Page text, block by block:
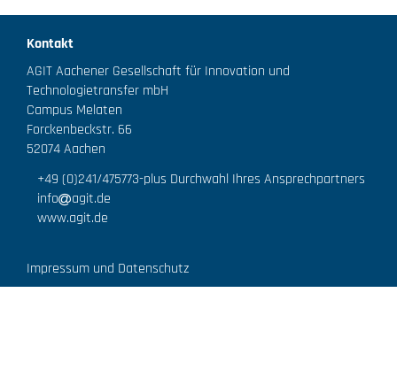
Kontakt
AGIT Aachener Gesellschaft für Innovation und
Technologietransfer mbH
Campus Melaten
Forckenbeckstr. 66
52074 Aachen
+49 (0)241/475773-plus Durchwahl Ihres Ansprechpartners
info
agit.de
www.agit.de
Impressum und Datenschutz